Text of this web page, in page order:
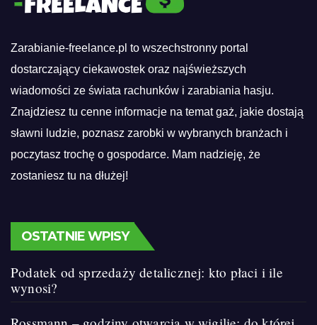
Zarabianie-freelance.pl to wszechstronny portal
dostarczający ciekawostek oraz najświeższych
wiadomości ze świata rachunków i zarabiania hasju.
Znajdziesz tu cenne informacje na temat gaż, jakie dostają
sławni ludzie, poznasz zarobki w wybranych branżach i
poczytasz trochę o gospodarce. Mam nadzieję, że
zostaniesz tu na dłużej!
OSTATNIE WPISY
Podatek od sprzedaży detalicznej: kto płaci i ile
wynosi?